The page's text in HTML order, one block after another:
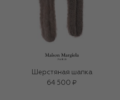
Шерстяная шапка
64 500 ₽